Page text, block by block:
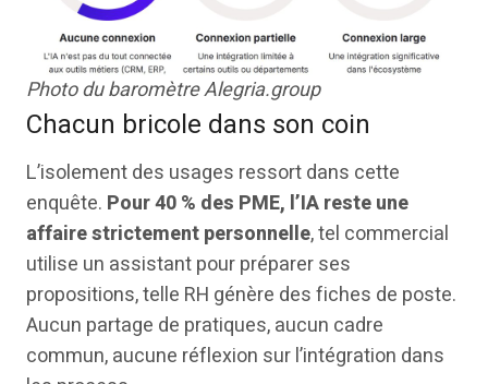
Photo du baromètre Alegria.group
Chacun bricole dans son coin
L’isolement des usages ressort dans cette
enquête. Pour 40 % des PME, l’IA reste une
affaire strictement personnelle, tel commercial
utilise un assistant pour préparer ses
propositions, telle RH génère des fiches de poste.
Aucun partage de pratiques, aucun cadre
commun, aucune réflexion sur l’intégration dans